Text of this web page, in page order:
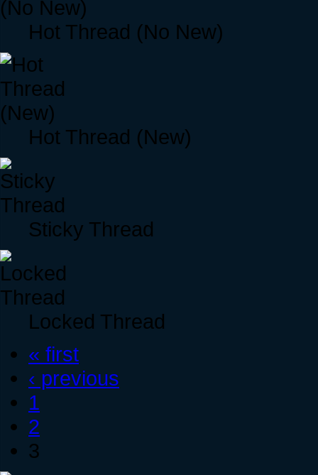
Hot Thread (No New)
Hot Thread (New)
Sticky Thread
Locked Thread
« first
‹ previous
1
2
3